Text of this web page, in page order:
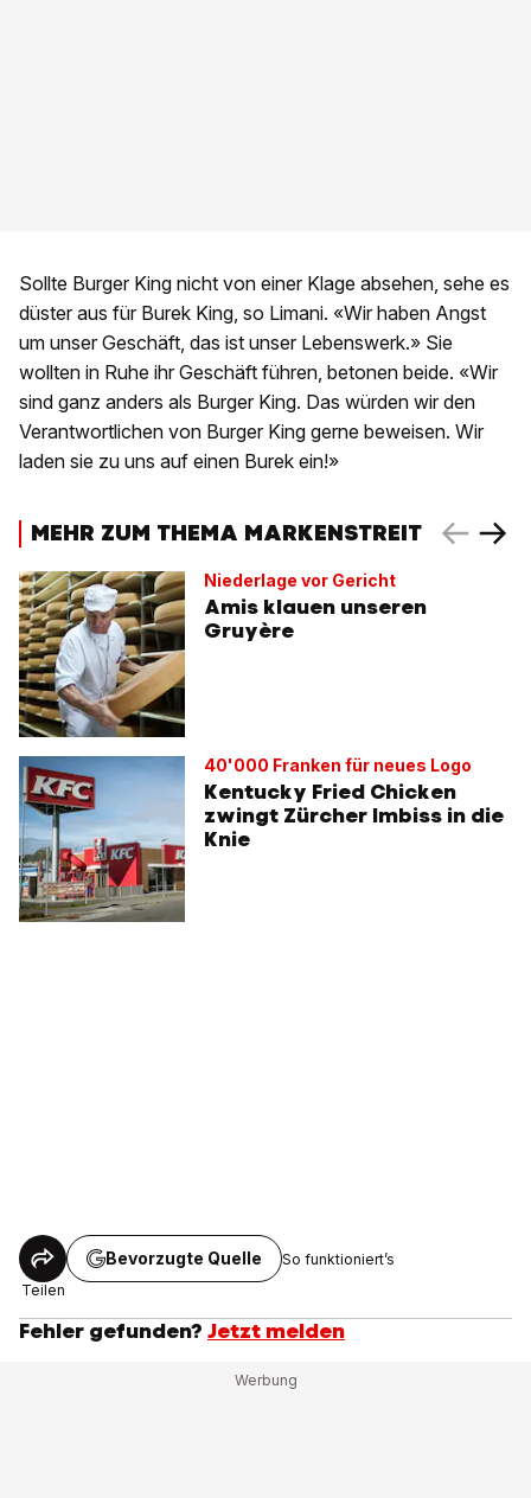
Sollte Burger King nicht von einer Klage absehen, sehe es
düster aus für Burek King, so Limani. «Wir haben Angst
um unser Geschäft, das ist unser Lebenswerk.» Sie
wollten in Ruhe ihr Geschäft führen, betonen beide. «Wir
sind ganz anders als Burger King. Das würden wir den
Verantwortlichen von Burger King gerne beweisen. Wir
laden sie zu uns auf einen Burek ein!»
MEHR ZUM THEMA MARKENSTREIT
Niederlage vor Gericht
Amis klauen unseren
Gruyère
40'000 Franken für neues Logo
Kentucky Fried Chicken
zwingt Zürcher Imbiss in die
Knie
Teilen
Bevorzugte Quelle So funktioniert’s
Fehler gefunden? Jetzt melden